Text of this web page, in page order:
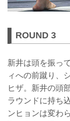
ROUND 3
新井は頭を振っ
ィへの前蹴り、
ヒザ。新井の頭
ラウンドに持ち
ンヒョンは変わ